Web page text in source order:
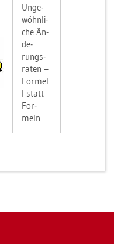
Un­ge­
wöhn­li­
che Än­
de­
rungs­
ra­ten –
For­mel
I statt
For­
meln